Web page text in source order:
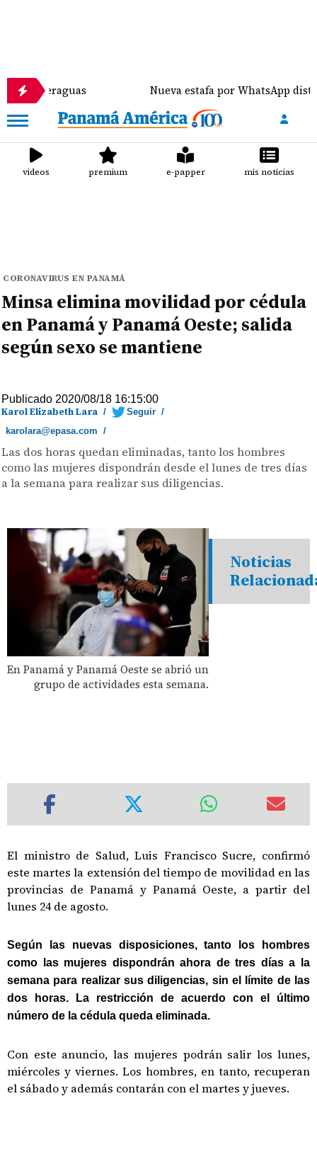
Nueva estafa por WhatsApp distribuye
videos premium e-papper mis noticias
CORONAVIRUS EN PANAMÁ
Minsa elimina movilidad por cédula
en Panamá y Panamá Oeste; salida
según sexo se mantiene
Publicado 2020/08/18 16:15:00
Karol Elizabeth Lara / Seguir /
karolara@epasa.com /
Las dos horas quedan eliminadas, tanto los hombres
como las mujeres dispondrán desde el lunes de tres días
a la semana para realizar sus diligencias.
En Panamá y Panamá Oeste se abrió un
grupo de actividades esta semana.
Noticias
El ministro de Salud, Luis Francisco Sucre, confirmó
este martes la extensión del tiempo de movilidad en las
provincias de Panamá y Panamá Oeste, a partir del
lunes 24 de agosto.
Según las nuevas disposiciones, tanto los hombres
como las mujeres dispondrán ahora de tres días a la
semana para realizar sus diligencias, sin el límite de las
dos horas. La restricción de acuerdo con el último
número de la cédula queda eliminada.
Con este anuncio, las mujeres podrán salir los lunes,
miércoles y viernes. Los hombres, en tanto, recuperan
el sábado y además contarán con el martes y jueves.